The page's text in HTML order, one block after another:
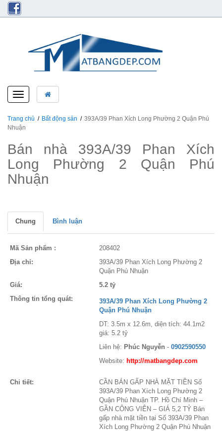
Toggle
navigation
Trang chủ Bất động sản
393A/39 Phan Xích Long Phường 2 Quận Phú
Nhuận
Bán nhà 393A/39 Phan Xích
Long Phường 2 Quận Phú
Nhuận
Chung Bình luận
Mã Sản phẩm :
208402
Địa chỉ:
393A/39 Phan Xích Long Phường 2
Quận Phú Nhuận
Giá:
5.2 tỷ
Thông tin tổng quát:
393A/39 Phan Xích Long Phường 2
Quận Phú Nhuận
DT: 3.5m x 12.6m, diện tích: 44.1m2
giá: 5.2 tỷ
Liên hệ: Phúc Nguyễn - 0902590550
Website: http://matbangdep.com
Chi tiết:
CẦN BÁN GẤP NHÀ MẶT TIỀN Số
393A/39 Phan Xích Long Phường 2
Quận Phú Nhuận TP. Hồ Chí Minh –
GẦN CÔNG VIÊN – GIÁ 5,2 TỶ Bán
gấp nhà mặt tiền tại Số 393A/39 Phan
Xích Long Phường 2 Quận Phú Nhuận